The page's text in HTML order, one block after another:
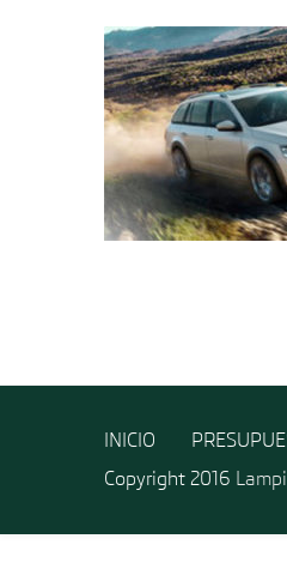
INICIO
Copyright 2016